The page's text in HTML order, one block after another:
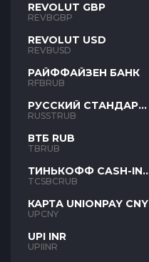
REVOLUT GBP
REVBGBP
REVOLUT USD
REVBUSD
РАЙФФАЙЗЕН БАНК
RFBRUB
РУССКИЙ СТАНДАРТ
RUB
RUSSTRUB
ВТБ RUB
TBRUB
ТИНЬКОФФ CASH-IN
RUB
TCSBCRUB
КАРТА UNIONPAY CNY
UPCNY
UPI INR
UPIINR